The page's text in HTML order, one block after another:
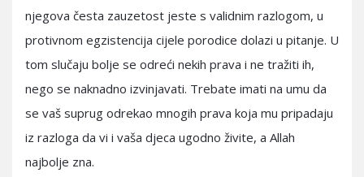
njegova česta zauzetost jeste s validnim razlogom, u
protivnom egzistencija cijele porodice dolazi u pitanje. U
tom slučaju bolje se odreći nekih prava i ne tražiti ih,
nego se naknadno izvinjavati. Trebate imati na umu da
se vaš suprug odrekao mnogih prava koja mu pripadaju
iz razloga da vi i vaša djeca ugodno živite, a Allah
najbolje zna.